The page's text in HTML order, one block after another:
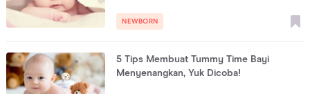
NEWBORN
5 Tips Membuat Tummy Time Bayi
Menyenangkan, Yuk Dicoba!